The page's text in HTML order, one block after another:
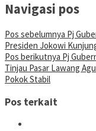
Navigasi pos
Pos sebelumnya Pj
Presiden Jokowi
Pos berikutnya Pj
Tinjau Pasar Lawang
Pokok Stabil
Pos terkait